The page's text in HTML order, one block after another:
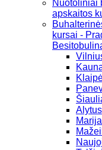
Nuotoliniai
apskaitos
kursai -
Alytus